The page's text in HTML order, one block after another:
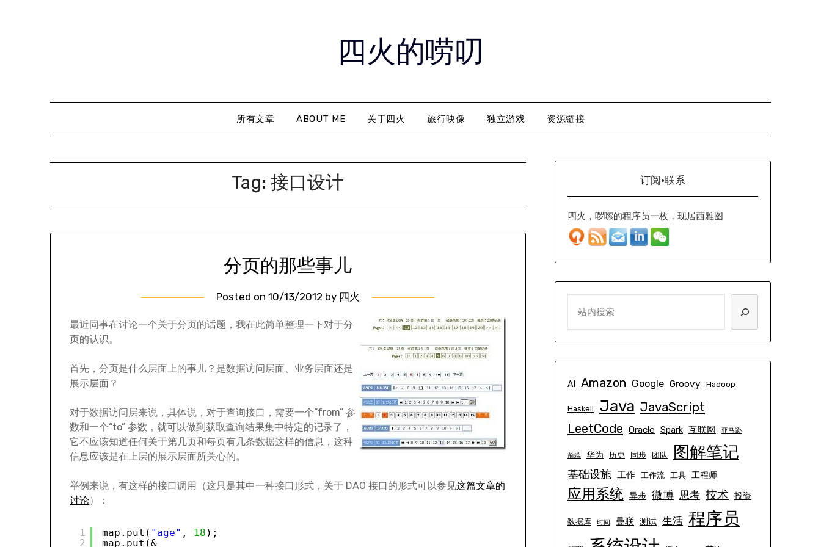
四火的唠叨
所有文章 ABOUT ME 关于四火 旅行映像 独立游戏 资源链接
Tag:接口设计
分页的那些事儿
Posted on 10/13/2012 by 四火
最近同事在讨论一个关于分页的话题，我在此简单整理一下对于分
页的认识。
首先，分页是什么层面上的事儿？是数据访问层面、业务层面还是
展示层面？
对于数据访问层来说，具体说，对于查询接口，需要一个“from” 参
数和一个“to” 参数，就可以做到获取查询结果集中特定的记录了，
它不应该知道任何关于第几页和每页有几条数据这样的信息，这种
信息应该是在上层的展示层面所关心的。
举例来说，有这样的接口调用（这只是其中一种接口形式，关于 DAO 接口的形式可以参见这篇文章的
讨论）：
1
2
map.put( "age" , 18 );
map.put(&
订阅·联系
四火，啰嗦的程序员一枚，现居西雅图
AI Amazon Google Groovy Hadoop
Haskell Java JavaScript
LeetCode Oracle Spark 互联网 亚马逊
前端 华为 历史 同步 团队 图解笔记
基础设施 工作 工作流 工具 工程师
应用系统 异步 微博 思考 技术 投资
数据库 时间 曼联 测试 生活 程序员